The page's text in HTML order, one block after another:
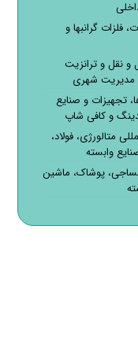
فلزات گرانبها و
نقل و ترانزیت
مدیریت شهری
تجهیزات و صنایع
و کافی شاپ
متالورژی، فولاد،
وابسته
پوشاک، ماشین